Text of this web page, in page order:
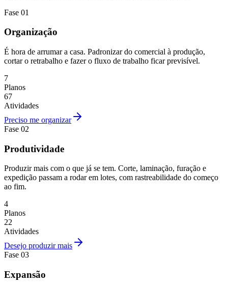
Fase 01
Organização
É hora de arrumar a casa. Padronizar do comercial à produção,
cortar o retrabalho e fazer o fluxo de trabalho ficar previsível.
7
Planos
67
Atividades
Preciso me organizar
Fase 02
Produtividade
Produzir mais com o que já se tem. Corte, laminação, furação e
expedição passam a rodar em lotes, com rastreabilidade do começo
ao fim.
4
Planos
22
Atividades
Desejo produzir mais
Fase 03
Expansão